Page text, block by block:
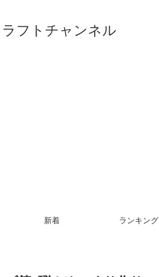
ラフトチャンネル
新着 ランキング